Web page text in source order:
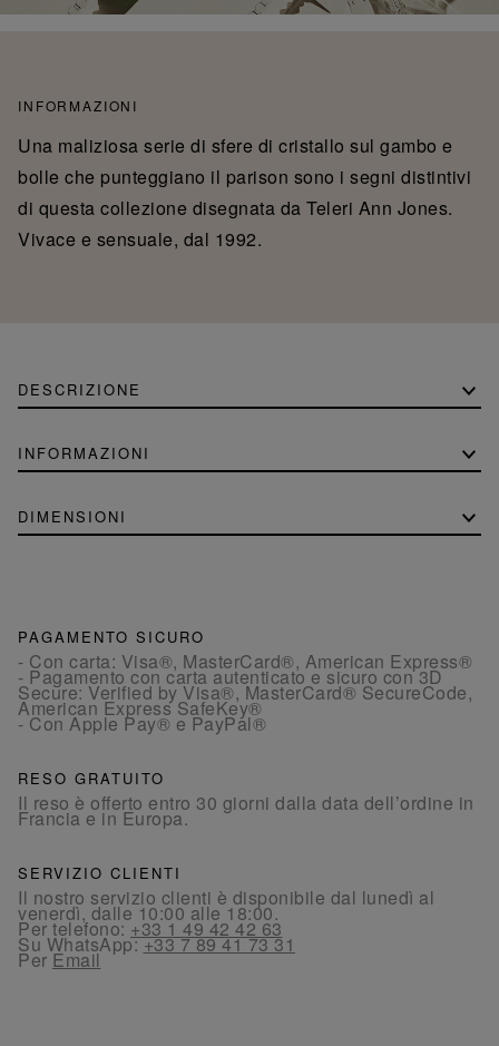
INFORMAZIONI
Una maliziosa serie di sfere di cristallo sul gambo e
bolle che punteggiano il parison sono i segni distintivi
di questa collezione disegnata da Teleri Ann Jones.
Vivace e sensuale, dal 1992.
DESCRIZIONE
INFORMAZIONI
DIMENSIONI
PAGAMENTO SICURO
- Con carta: Visa®, MasterCard®, American Express®
- Pagamento con carta autenticato e sicuro con 3D
Secure: Verified by Visa®, MasterCard® SecureCode,
American Express SafeKey®
- Con Apple Pay® e PayPal®
RESO GRATUITO
Il reso è offerto entro 30 giorni dalla data dell’ordine in
Francia e in Europa.
SERVIZIO CLIENTI
Il nostro servizio clienti è disponibile dal lunedì al
venerdì, dalle 10:00 alle 18:00.
Per telefono:+33 1 49 42 42 63
Su WhatsApp:+33 7 89 41 73 31
PerEmail